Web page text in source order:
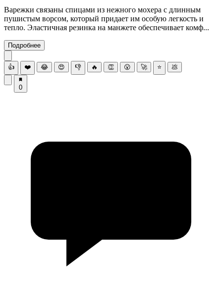
Варежки связаны спицами из нежного мохера с длинным
пушистым ворсом, который придает им особую легкость и
тепло. Эластичная резинка на манжете обеспечивает комф...
Подробнее
👍 ❤️ 😂 😍 👎 🔥 👏 😮 🚀 ⭐ 💩
0